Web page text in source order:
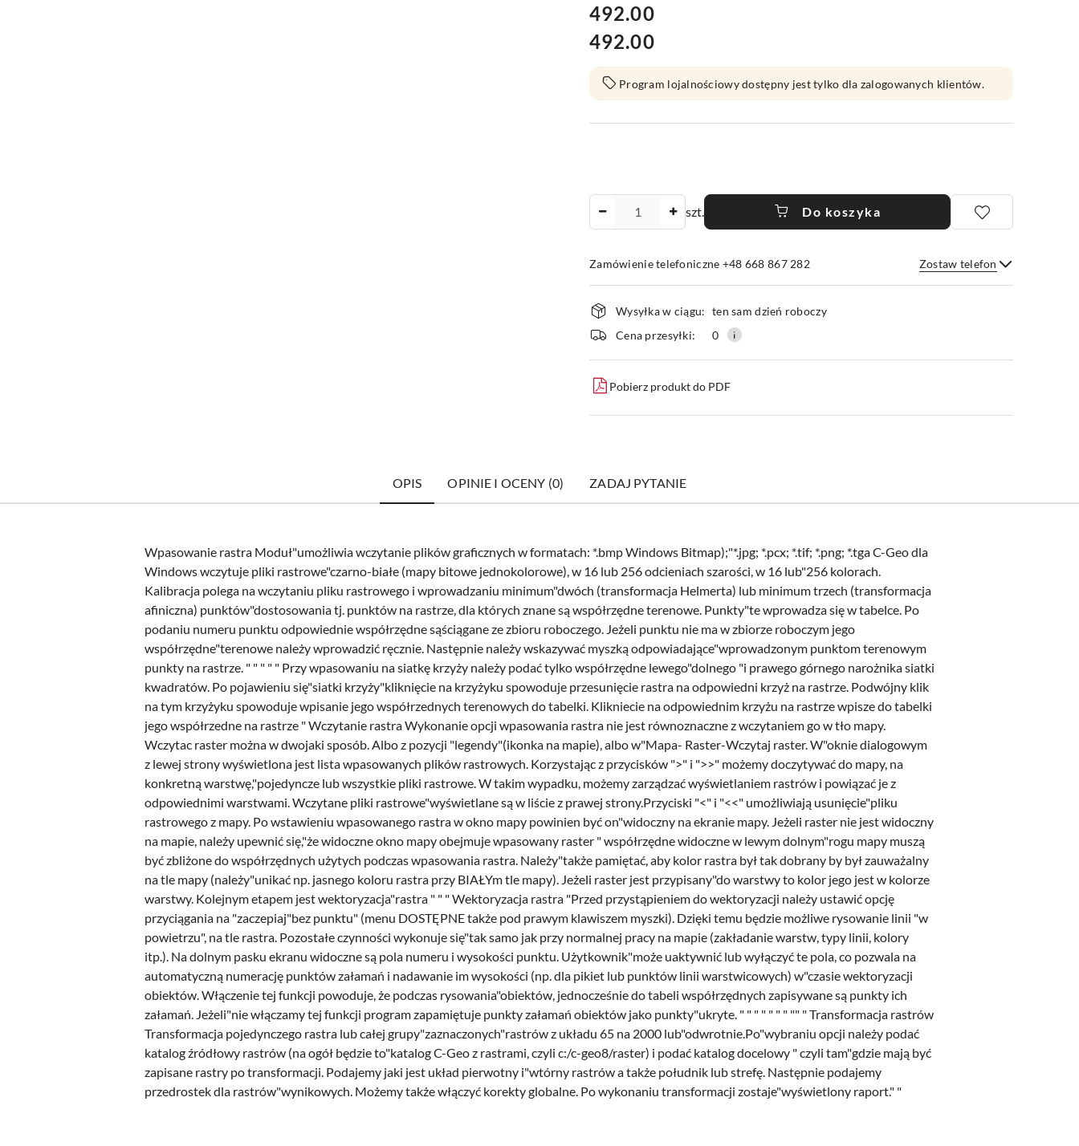
cena:
492.00
Cena:
492.00
Program lojalnościowy dostępny jest tylko dla zalogowanych klientów.
szt. Do koszyka
Zamówienie telefoniczne +48 668 867 282 Zostaw telefon
Wyślij
Dostępność
i
dostawa
Wysyłka w ciągu: ten sam dzień roboczy
Cena przesyłki:
0
Pobierz produkt do PDF
OPIS OPINIE I OCENY (0) ZADAJ PYTANIE
Wpasowanie rastra Moduł"umożliwia wczytanie plików graficznych w formatach: *.bmp Windows Bitmap);"*.jpg; *.pcx; *.tif; *.png; *.tga C-Geo dla
Windows wczytuje pliki rastrowe"czarno-białe (mapy bitowe jednokolorowe), w 16 lub 256 odcieniach szarości, w 16 lub"256 kolorach.
Kalibracja polega na wczytaniu pliku rastrowego i wprowadzaniu minimum"dwóch (transformacja Helmerta) lub minimum trzech (transformacja
afiniczna) punktów"dostosowania tj. punktów na rastrze, dla których znane są współrzędne terenowe. Punkty"te wprowadza się w tabelce. Po
podaniu numeru punktu odpowiednie współrzędne sąściągane ze zbioru roboczego. Jeżeli punktu nie ma w zbiorze roboczym jego
współrzędne"terenowe należy wprowadzić ręcznie. Następnie należy wskazywać myszką odpowiadające"wprowadzonym punktom terenowym
punkty na rastrze. " " " " " Przy wpasowaniu na siatkę krzyży należy podać tylko współrzędne lewego"dolnego "i prawego górnego narożnika siatki
kwadratów. Po pojawieniu się"siatki krzyży"kliknięcie na krzyżyku spowoduje przesunięcie rastra na odpowiedni krzyż na rastrze. Podwójny klik
na tym krzyżyku spowoduje wpisanie jego współrzednych terenowych do tabelki. Klikniecie na odpowiednim krzyżu na rastrze wpisze do tabelki
jego współrzedne na rastrze " Wczytanie rastra Wykonanie opcji wpasowania rastra nie jest równoznaczne z wczytaniem go w tło mapy.
Wczytac raster można w dwojaki sposób. Albo z pozycji "legendy"(ikonka na mapie), albo w"Mapa- Raster-Wczytaj raster. W"oknie dialogowym
z lewej strony wyświetlona jest lista wpasowanych plików rastrowych. Korzystając z przycisków ">" i ">>" możemy doczytywać do mapy, na
konkretną warstwę,"pojedyncze lub wszystkie pliki rastrowe. W takim wypadku, możemy zarządzać wyświetlaniem rastrów i powiązać je z
odpowiednimi warstwami. Wczytane pliki rastrowe"wyświetlane są w liście z prawej strony.Przyciski "<" i "<<" umożliwiają usunięcie"pliku
rastrowego z mapy. Po wstawieniu wpasowanego rastra w okno mapy powinien być on"widoczny na ekranie mapy. Jeżeli raster nie jest widoczny
na mapie, należy upewnić się,"że widoczne okno mapy obejmuje wpasowany raster " współrzędne widoczne w lewym dolnym"rogu mapy muszą
być zbliżone do współrzędnych użytych podczas wpasowania rastra. Należy"także pamiętać, aby kolor rastra był tak dobrany by był zauważalny
na tle mapy (należy"unikać np. jasnego koloru rastra przy BIAŁYm tle mapy). Jeżeli raster jest przypisany"do warstwy to kolor jego jest w kolorze
warstwy. Kolejnym etapem jest wektoryzacja"rastra " " " Wektoryzacja rastra "Przed przystąpieniem do wektoryzacji należy ustawić opcję
przyciągania na "zaczepiaj"bez punktu" (menu DOSTĘPNE także pod prawym klawiszem myszki). Dzięki temu będzie możliwe rysowanie linii "w
powietrzu", na tle rastra. Pozostałe czynności wykonuje się"tak samo jak przy normalnej pracy na mapie (zakładanie warstw, typy linii, kolory
itp.). Na dolnym pasku ekranu widoczne są pola numeru i wysokości punktu. Użytkownik"może uaktywnić lub wyłączyć te pola, co pozwala na
automatyczną numerację punktów załamań i nadawanie im wysokości (np. dla pikiet lub punktów linii warstwicowych) w"czasie wektoryzacji
obiektów. Włączenie tej funkcji powoduje, że podczas rysowania"obiektów, jednocześnie do tabeli współrzędnych zapisywane są punkty ich
załamań. Jeżeli"nie włączamy tej funkcji program zapamiętuje punkty załamań obiektów jako punkty"ukryte. " " " " " " " "" " Transformacja rastrów
Transformacja pojedynczego rastra lub całej grupy"zaznaczonych"rastrów z układu 65 na 2000 lub"odwrotnie.Po"wybraniu opcji należy podać
katalog źródłowy rastrów (na ogół będzie to"katalog C-Geo z rastrami, czyli c:/c-geo8/raster) i podać katalog docelowy " czyli tam"gdzie mają być
zapisane rastry po transformacji. Podajemy jaki jest układ pierwotny i"wtórny rastrów a także południk lub strefę. Następnie podajemy
przedrostek dla rastrów"wynikowych. Możemy także włączyć korekty globalne. Po wykonaniu transformacji zostaje"wyświetlony raport." "